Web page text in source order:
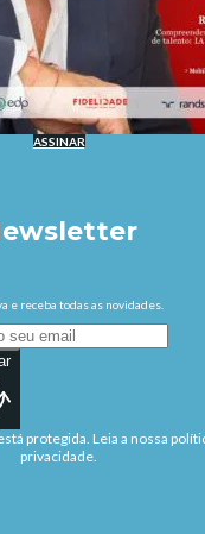
ASSINAR
e receba todas as novidades.
protegida. Leia a nossa
privacidade.